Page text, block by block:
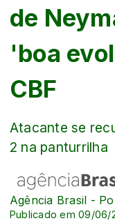
de
'boa
CBF
Atacante se
2 na panturrilha
Agência Brasil -
Publicado em 09/06/